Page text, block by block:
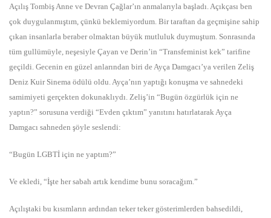
Açılış Tombiş Anne ve Devran Çağlar’ın anmalarıyla başladı. Açıkçası ben
çok duygulanmıştım, çünkü beklemiyordum. Bir taraftan da geçmişine sahip
çıkan insanlarla beraber olmaktan büyük mutluluk duymuştum. Sonrasında
tüm gullümüyle, neşesiyle Çayan ve Derin’in “Transfeminist kek” tarifine
geçildi. Gecenin en güzel anlarından biri de Ayça Damgacı’ya verilen Zeliş
Deniz Kuir Sinema ödülü oldu. Ayça’nın yaptığı konuşma ve sahnedeki
samimiyeti gerçekten dokunaklıydı. Zeliş’in “Bugün özgürlük için ne
yaptın?” sorusuna verdiği “Evden çıktım” yanıtını hatırlatarak Ayça
Damgacı sahneden şöyle seslendi:
“Bugün LGBTİ için ne yaptım?”
Ve ekledi, “İşte her sabah artık kendime bunu soracağım.”
Açılıştaki bu kısımların ardından teker teker gösterimlerden bahsedildi,